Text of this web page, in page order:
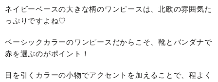
ネイビーベースの大きな柄のワンピースは、北欧の雰囲気た
っぷりですよね♡
ベーシックカラーのワンピースだからこそ、靴とバンダナで
赤を選ぶのがポイント！
目を引くカラーの小物でアクセントを加えることで、程よく